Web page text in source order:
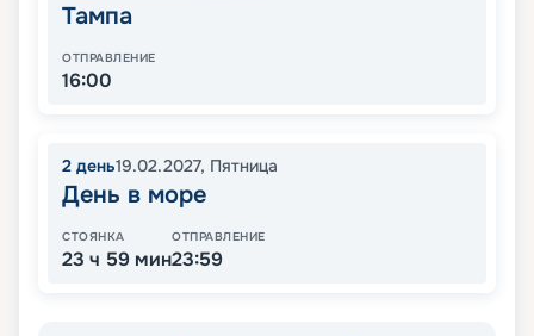
Тампа
ОТПРАВЛЕНИЕ
16:00
2 день19.02.2027, Пятница
День в море
СТОЯНКА
23 ч 59 мин
ОТПРАВЛЕНИЕ
23:59